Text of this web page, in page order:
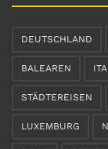
DEUTSCHLAND
BALEAREN
STÄDTEREISEN
LUXEMBURG